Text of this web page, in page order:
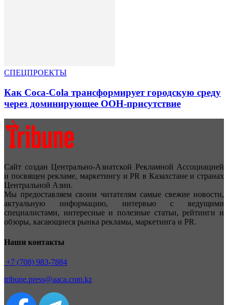
СПЕЦПРОЕКТЫ
Как Coca-Cola трансформирует городскую среду
через доминирующее OOH-присутствие
Сайт создан Центрально-Азиатской Рекламной Ассоциацией
и посвящен рекламе, маркетингу и PR в Казахстане и странах
Центральной Азии.
Мы предоставляем своим читателям самые свежие новости,
актуальную информацию, интервью с ведущими
специалистами, интересные и полезные статьи, рейтинги и
обзоры, касающиеся рынка рекламы, маркетинга и PR.
Наши контакты
+7 (708) 983-7884
tribune.press@aaca.com.kz